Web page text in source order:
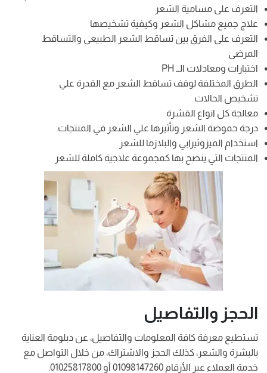
التعرف على مسامية الشعر
علاج جميع مشاكل الشعر وكيفية تشخيصها
التعرف على الفرق بين تساقط الشعر الطبيعى والتساقط
المرضى
اختبارات ومعادلات الــ PH
الطرق المختلفة لوقف تساقط الشعر مع القدرة علي
تشخيص الحالات
معالجة كل انواع القشرة
درجة حموضة الشعر وتأثيرها علي الشعر في المنتجات
استخدام الميزوثيرابي والبلازما للشعر
المنتجات التي ينصح بها كمجموعة علاجية كاملة للشعر
الحجز والتفاصيل
تستطيع معرفة كافة المعلومات والتفاصيل، عن دبلومة العناية
بالبشرة والشعر، كذلك الحجز والاشتراك، من خلال التواصل مع
خدمة العملاء عبر الأرقام 01098147260 أو 01025817800.